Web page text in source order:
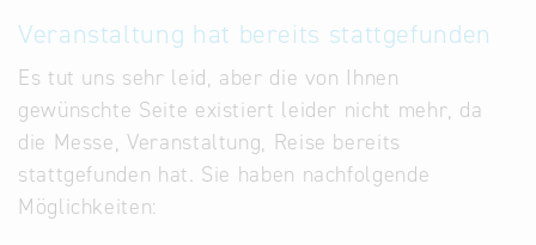
Invest in Bavaria
Partner &
Wirtschaftsrepräsentanzen
Publikationen
Stellenangebote
Newsroom
Veranstaltung hat bereits stattgefunden
Es tut uns sehr leid, aber die von Ihnen
gewünschte Seite existiert leider nicht mehr, da
die Messe, Veranstaltung, Reise bereits
stattgefunden hat. Sie haben nachfolgende
Möglichkeiten: